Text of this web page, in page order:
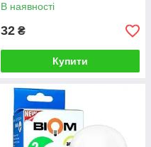
В наявності
32 ₴
Купити